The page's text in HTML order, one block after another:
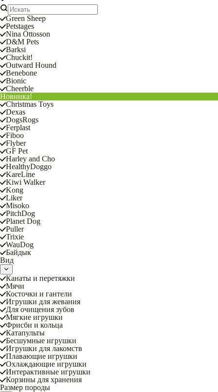
Green Sheep
Petstages
Nina Ottosson
D&M Pets
Barksi
Chuckit!
Outward Hound
Benebone
Bionic
Cheerble
Новинка!
Christmas Toys
Dexas
DogsRogs
Ferplast
Fiboo
Flyber
GF Pet
Harley and Cho
HealthyDoggo
KareLine
Kiwi Walker
Kong
Liker
Misoko
PitchDog
Planet Dog
Puller
Trixie
WauDog
Байдык
Вид
Канаты и перетяжки
Мячи
Косточки и гантели
Игрушки для жевания
Для очищения зубов
Мягкие игрушки
Фрисби и кольца
Катапульты
Бесшумные игрушки
Игрушки для лакомств
Плавающие игрушки
Охлаждающие игрушки
Интерактивные игрушки
Корзины для хранения
Размер породы